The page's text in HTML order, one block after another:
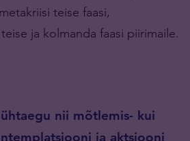
teise faasi,
ja kolmanda faasi piirimaile.
nii mõtlemis- kui
ja aktsiooni